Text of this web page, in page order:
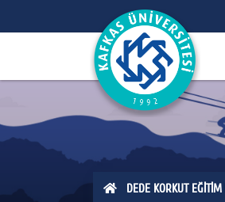
DEDE KORKUT EĞİTİM